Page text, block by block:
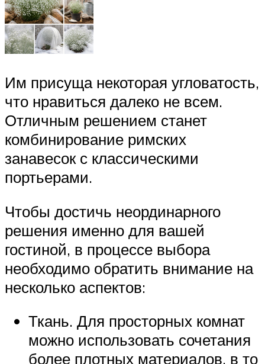
Им присуща некоторая угловатость,
что нравиться далеко не всем.
Отличным решением станет
комбинирование римских
занавесок с классическими
портьерами.
Чтобы достичь неординарного
решения именно для вашей
гостиной, в процессе выбора
необходимо обратить внимание на
несколько аспектов:
Ткань. Для просторных комнат
можно использовать сочетания
более плотных материалов, в то